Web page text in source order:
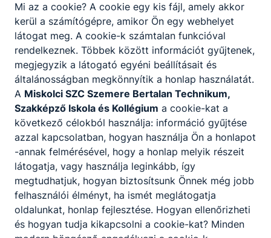
eredményeit, az elsajátított élménypedagógiai
módszereket, az élménypedagógiai
továbbképzéseken elsajátított ismereteket,
valamint az együttműködés pedagógiai
tapasztalatait az egyetemi hallgatókkal és
oktatókkal, valamint a projektben részt vevő
többi iskola tanáraival.
Iskolánk pedagógusai ezeket a tapasztalatokat,
az élménypedagógiai módszereket és az online
feladatgyűjtemény formájában is elérhető tanítási
anyagokat az iskolánk helyi tantervében található
alapelvekhez illeszkedve, tanítási óráikon és
tanórán kívüli tevékenységeikben a projekt
befejezése óta, a 2021/22-es tanévtől kezdve
alkalmazzák.
Mi az a cookie? A cookie egy kis fájl, amely akkor
kerül a számítógépre, amikor Ön egy webhelyet
látogat meg. A cookie-k számtalan funkcióval
rendelkeznek. Többek között információt gyűjtenek,
megjegyzik a látogató egyéni beállításait és
általánosságban megkönnyítik a honlap használatát.
A Miskolci SZC Szemere Bertalan Technikum,
Szakképző Iskola és Kollégium a cookie-kat a
következő célokból használja: információ gyűjtése
azzal kapcsolatban, hogyan használja Ön a honlapot
-annak felmérésével, hogy a honlap melyik részeit
látogatja, vagy használja leginkább, így
megtudhatjuk, hogyan biztosítsunk Önnek még jobb
felhasználói élményt, ha ismét meglátogatja
oldalunkat, honlap fejlesztése. Hogyan ellenőrizheti
és hogyan tudja kikapcsolni a cookie-kat? Minden